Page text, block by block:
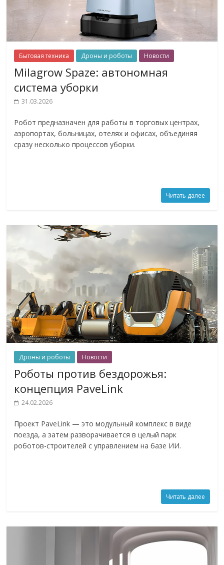
Бытовая техника Дроны и роботы Новости
Milagrow Spaze: автономная
система уборки
31.03.2026
Робот предназначен для работы в торговых центрах,
аэропортах, больницах, отелях и офисах, объединяя
сразу несколько процессов уборки.
Читать далее
Дроны и роботы Новости
Роботы против бездорожья:
концепция PaveLink
24.02.2026
Проект PaveLink — это модульный комплекс в виде
поезда, а затем разворачивается в целый парк
роботов-строителей с управлением на базе ИИ.
Читать далее